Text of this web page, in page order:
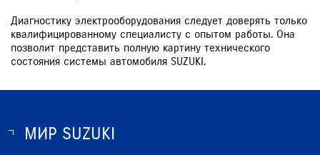
Диагностику электрооборудования следует доверять только
квалифицированному специалисту с опытом работы. Она
позволит представить полную картину технического
состояния системы автомобиля SUZUKI.
МИР SUZUKI